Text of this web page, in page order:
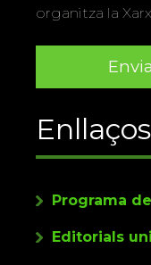
organitza la
Enllaços
Programa
Editorials